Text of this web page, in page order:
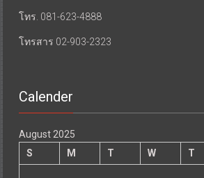
โทร. 081-623-4888
โทรสาร 02-903-2323
Calender
August 2025
S
M T W T